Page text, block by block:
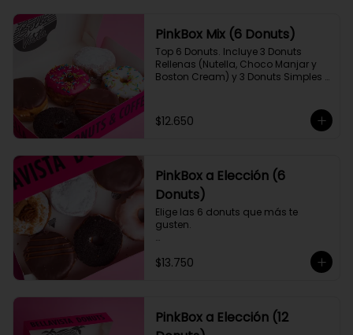
PinkBox Mix (6 Donuts)
Top 6 Donuts. Incluye 3 Donuts
Rellenas (Nutella, Choco Manjar y
Boston Cream) y 3 Donuts Simples
[Imagen referencial]
$12.650
PinkBox a Elección (6
Donuts)
Elige las 6 donuts que más te
gusten.
Si quieres algún sabor que no esté
disponible puedes programar tu
$13.750
PinkBox a Elección (12